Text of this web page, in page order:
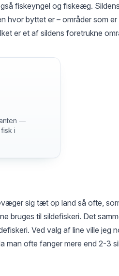
fiskeyngel og fiskeæg. Sildens
hvor byttet er – områder som er
er et af sildens foretrukne
—
i
sig tæt op land så ofte,
bruges til sildefiskeri. Det
Ved valg af line ville jeg
man ofte fanger mere end 2-3